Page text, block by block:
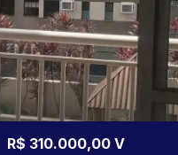
R$ 310.000,00 V